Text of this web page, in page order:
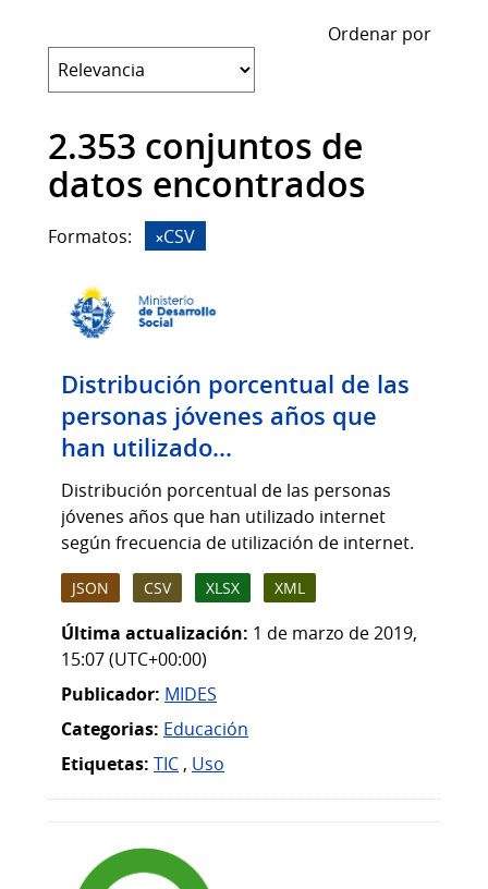
Ordenar por
2.353 conjuntos de
datos encontrados
Formatos: CSV
Distribución porcentual de las
personas jóvenes años que
han utilizado...
Distribución porcentual de las personas
jóvenes años que han utilizado internet
según frecuencia de utilización de internet.
JSON CSV XLSX XML
Última actualización: 1 de marzo de 2019,
15:07 (UTC+00:00)
Publicador: MIDES
Categorias: Educación
Etiquetas: TIC, Uso